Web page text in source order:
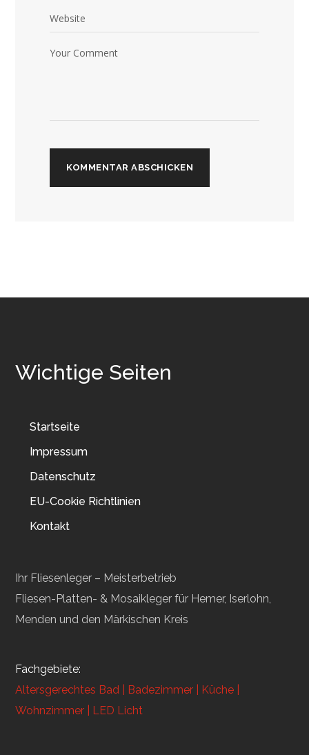
Wichtige Seiten
Startseite
Impressum
Datenschutz
EU-Cookie Richtlinien
Kontakt
Ihr Fliesenleger – Meisterbetrieb
Fliesen-Platten- & Mosaikleger für Hemer, Iserlohn,
Menden und den Märkischen Kreis
Fachgebiete:
Altersgerechtes Bad |
Badezimmer |
Küche |
Wohnzimmer |
LED Licht